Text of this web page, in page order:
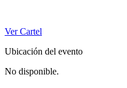
Ver Cartel
Ubicación del evento
No disponible.